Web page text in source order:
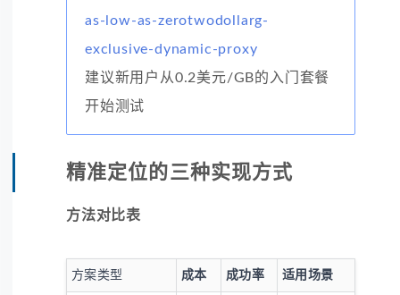
as-low-as-zerotwodollarg-
exclusive-dynamic-proxy
建议新用户从0.2美元/GB的入门套餐
开始测试
精准定位的三种实现方式
方法对比表
方案类型 成本 成功率 适用场景